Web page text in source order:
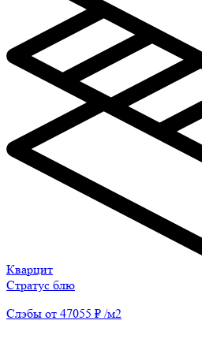
Кварцит
Стратус блю
Слэбы от 47055 ₽ /м2